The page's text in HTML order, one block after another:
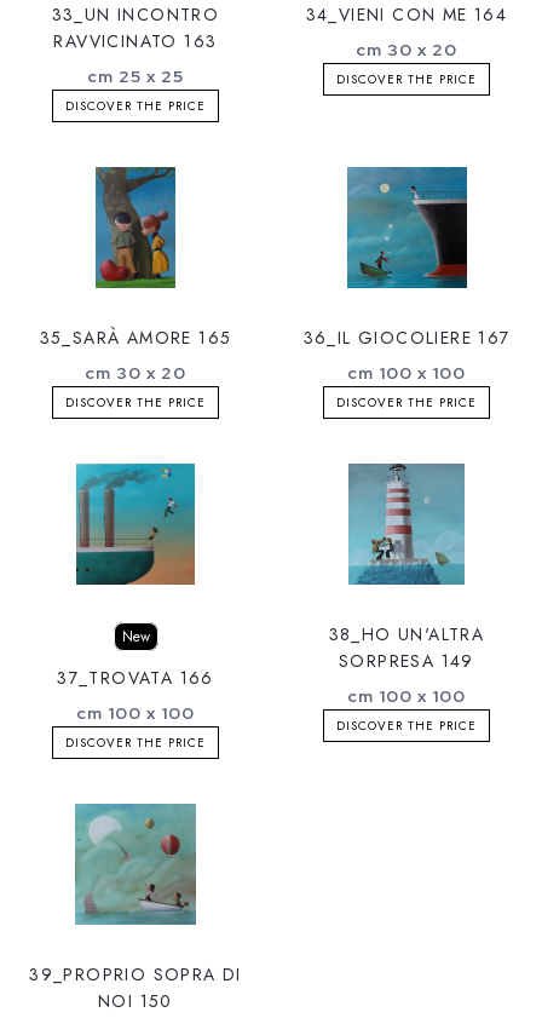
33_UN INCONTRO
RAVVICINATO 163
cm 25 x 25
DISCOVER THE PRICE
34_VIENI CON ME 164
cm 30 x 20
DISCOVER THE PRICE
35_SARÀ AMORE 165
cm 30 x 20
DISCOVER THE PRICE
36_IL GIOCOLIERE 167
cm 100 x 100
DISCOVER THE PRICE
New
37_TROVATA 166
cm 100 x 100
DISCOVER THE PRICE
38_HO UN'ALTRA
SORPRESA 149
cm 100 x 100
DISCOVER THE PRICE
39_PROPRIO SOPRA DI
NOI 150